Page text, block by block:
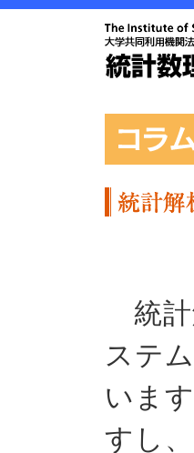
統計
ステ
いま
すし